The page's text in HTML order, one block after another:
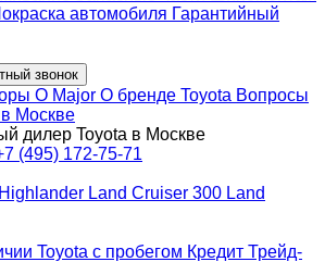
автомобиля Гарантийный
звонок
О Major О бренде Toyota Вопросы
Москве
дилер Toyota в Москве
(495) 172-75-71
Highlander Land Cruiser 300 Land
Toyota с пробегом Кредит Трейд-